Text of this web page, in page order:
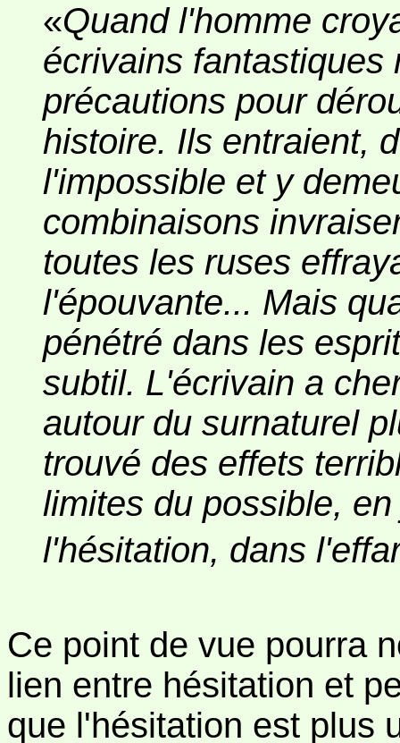
«Quand l'homme
écrivains fantastiques
précautions pour
histoire. Ils entraient,
l'impossible et y
combinaisons
toutes les ruses
l'épouvante... Mais
pénétré dans les
subtil. L'écrivain a
autour du surnaturel
trouvé des effets
limites du possible,
l'hésitation, dans
Ce point de vue pourra
lien entre hésitation et
que l'hésitation est plus